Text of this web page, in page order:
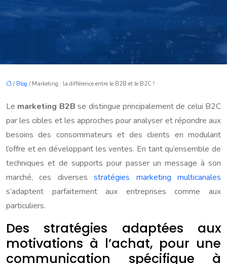
/ Blog / Marketing : la différence entre le B2B et le B2C !
Le marketing B2B se distingue principalement de celui B2C
par les cibles et les approches pour analyser et répondre aux
besoins des consommateurs et des clients en modulant
l’offre et en développant les ventes. En tant qu’ensemble de
techniques et de supports pour passer un message à son
marché, ces diversesstratégies marketing multicanales
s’adaptent parfaitement aux entreprises comme aux
particuliers.
Des stratégies adaptées aux
motivations à l’achat, pour une
communication spécifique à